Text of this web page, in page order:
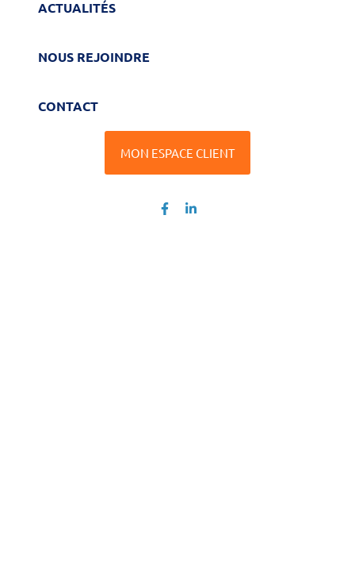
ACTUALITÉS
NOUS REJOINDRE
CONTACT
MON ESPACE CLIENT